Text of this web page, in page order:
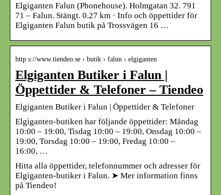
Elgiganten Falun (Phonehouse). Holmgatan 32. 791
71 – Falun. Stängt. 0.27 km · Info och öppettider för
Elgiganten Falun butik på Trossvägen 16 …
http s://www.tiendeo.se › butik › falun › elgiganten
Elgiganten Butiker i Falun |
Öppettider & Telefoner – Tiendeo
Elgiganten Butiker i Falun | Öppettider & Telefoner
Elgiganten-butiken har följande öppettider: Måndag
10:00 – 19:00, Tisdag 10:00 – 19:00, Onsdag 10:00 –
19:00, Torsdag 10:00 – 19:00, Fredag 10:00 –
16:00, …
Hitta alla öppettider, telefonnummer och adresser för
Elgiganten-butiker i Falun. ➤ Mer information finns
på Tiendeo!